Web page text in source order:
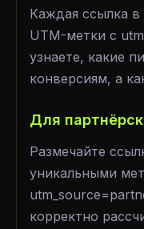
Каждая ссылка
UTM-метки с
узнаете, какие
конверсиям, а
Для
Размечайте
уникальными
корректно